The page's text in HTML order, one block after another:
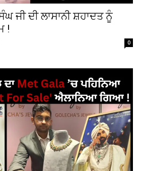
ਜੀ ਦੀ ਲਾਸਾਨੀ ਸ਼ਹਾਦਤ ਨੂੰ
!
0